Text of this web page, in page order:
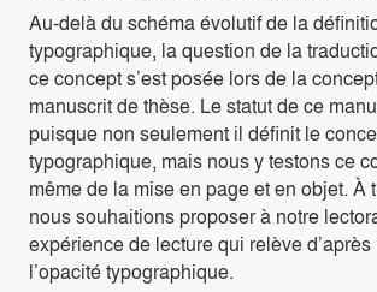
Au-delà du schéma évolutif de la
typographique, la question de la
ce concept s’est posée lors de la
manuscrit de thèse. Le statut de ce
puisque non seulement il définit le
typographique, mais nous y testons ce
même de la mise en page et en objet. À
nous souhaitions proposer à notre
expérience de lecture qui relève
l’opacité typographique.